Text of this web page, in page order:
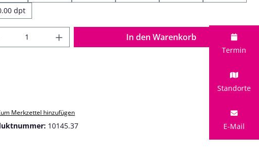
dpt
Anzahl: Gib den gewünschten Wert
In den Warenkorb
Merkzettel hinzufügen
10145.37
Termin
Standorte
E-Mail